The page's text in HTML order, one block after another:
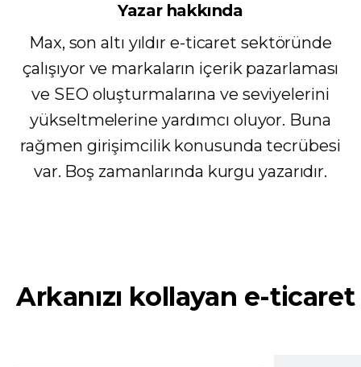
Yazar hakkında
Max, son altı yıldır e-ticaret sektöründe
çalışıyor ve markaların içerik pazarlaması
ve SEO oluşturmalarına ve seviyelerini
yükseltmelerine yardımcı oluyor. Buna
rağmen girişimcilik konusunda tecrübesi
var. Boş zamanlarında kurgu yazarıdır.
Arkanızı kollayan e-ticaret